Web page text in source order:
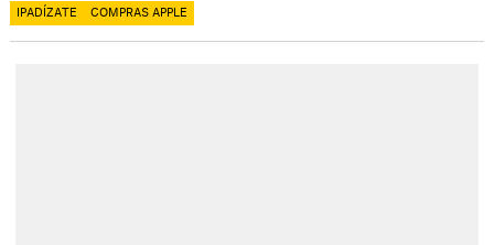
IPADÍZATE COMPRAS APPLE